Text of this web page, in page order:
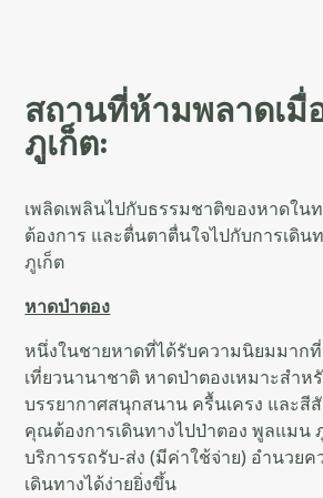
สถานที่ห้ามพลาดเมื่
ภูเก็ต:
เพลิดเพลินไปกับธรรมชาติของหาดใ
ต้องการ และตื่นตาตื่นใจไปกับการเดิน
ภูเก็ต
หาดป่าตอง
หนึ่งในชายหาดที่ได้รับความนิยมมาก
เที่ยวนานาชาติ หาดป่าตองเหมาะสำ
บรรยากาศสนุกสนาน ครื้นเครง และสี
คุณต้องการเดินทางไปป่าตอง พูลแมน ภู
บริการรถรับ-ส่ง (มีค่าใช้จ่าย) อำนวย
เดินทางได้ง่ายยิ่งขึ้น